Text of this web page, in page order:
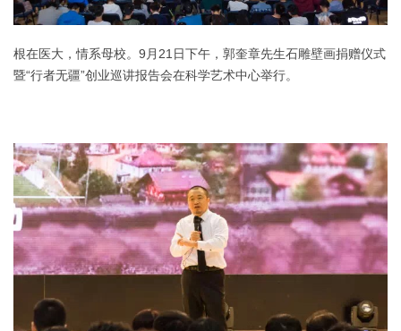
根在医大，情系母校。9月21日下午，郭奎章先生石雕壁画捐赠仪式
暨“行者无疆”创业巡讲报告会在科学艺术中心举行。